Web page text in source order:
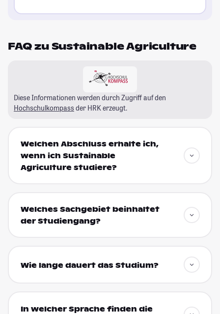
FAQ zu Sustainable Agriculture
Diese Informationen werden durch Zugriff auf den
Hochschulkompass der HRK erzeugt.
Welchen Abschluss erhalte ich,
wenn ich Sustainable
Agriculture studiere?
Welches Sachgebiet beinhaltet
der Studiengang?
Wie lange dauert das Studium?
In welcher Sprache finden die